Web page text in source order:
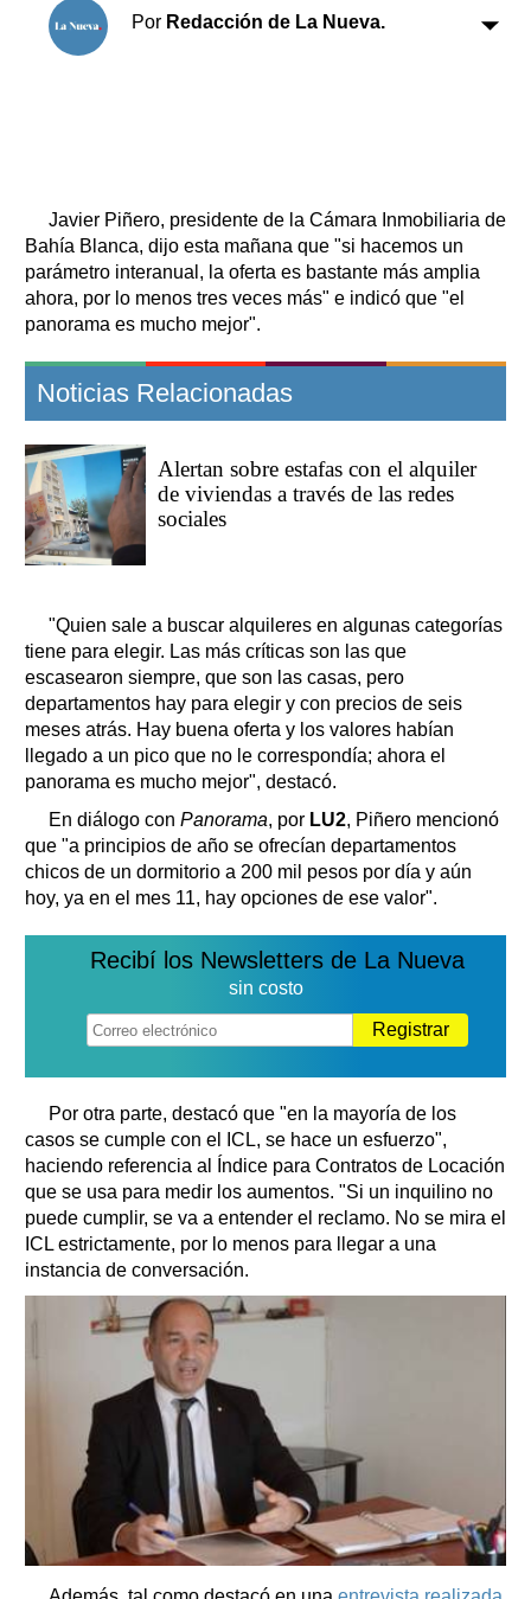
Clasificados
Horóscopo
Datos Útiles
Fúnebres
Edictos
Teléfonos de urgencia
Por Redacción de La Nueva.
Javier Piñero, presidente de la Cámara Inmobiliaria de
Bahía Blanca, dijo esta mañana que "si hacemos un
parámetro interanual, la oferta es bastante más amplia
ahora, por lo menos tres veces más" e indicó que "el
panorama es mucho mejor".
Noticias Relacionadas
Alertan sobre estafas con el alquiler
de viviendas a través de las redes
sociales
"Quien sale a buscar alquileres en algunas categorías
tiene para elegir. Las más críticas son las que
escasearon siempre, que son las casas, pero
departamentos hay para elegir y con precios de seis
meses atrás. Hay buena oferta y los valores habían
llegado a un pico que no le correspondía; ahora el
panorama es mucho mejor", destacó.
En diálogo con Panorama, por LU2, Piñero mencionó
que "a principios de año se ofrecían departamentos
chicos de un dormitorio a 200 mil pesos por día y aún
hoy, ya en el mes 11, hay opciones de ese valor".
Recibí los Newsletters de La Nueva
sin costo
Registrar
Por otra parte, destacó que "en la mayoría de los
casos se cumple con el ICL, se hace un esfuerzo",
haciendo referencia al Índice para Contratos de Locación
que se usa para medir los aumentos. "Si un inquilino no
puede cumplir, se va a entender el reclamo. No se mira el
ICL estrictamente, por lo menos para llegar a una
instancia de conversación.